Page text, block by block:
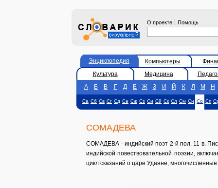
О проекте | Помощь
Энциклопедия Компьютеры
Культура
Медицина
А
Б В Г Д Е Ж З И Й К Л М Н
Са Сб Св Сг Сд Се Сж Сз Си Сй Ск Сл См Сн Со Сп
СОМАДЕВА
СОМАДЕВА - индийский поэт 2-й пол. 11 в.
индийской повествовательной поэзии,
цикл сказаний о царе Удаяне,